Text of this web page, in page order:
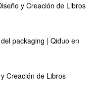
y Creación de Libros
packaging | Qiduo en
Creación de Libros